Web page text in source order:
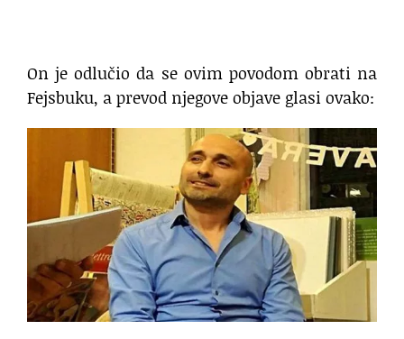
On je odlučio da se ovim povodom obrati na
Fejsbuku, a prevod njegove objave glasi ovako: